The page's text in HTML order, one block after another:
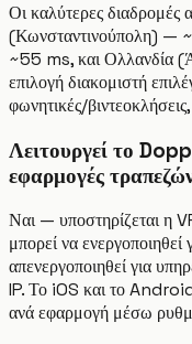
Οι καλύτερες διαδρομές
(Κωνσταντινούπολη)
~55 ms, και Ολλανδία
επιλογή διακομιστή
φωνητικές/
Λειτουργεί το
εφαρμογές
Ναι — υποστηρίζεται η
μπορεί να
απενεργοποιηθεί για
IP. Το iOS και το
ανά εφαρμογή μέσω